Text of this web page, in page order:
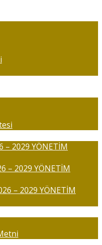
– 2029 YÖNETİM
– 2029 YÖNETİM
– 2029 YÖNETİM